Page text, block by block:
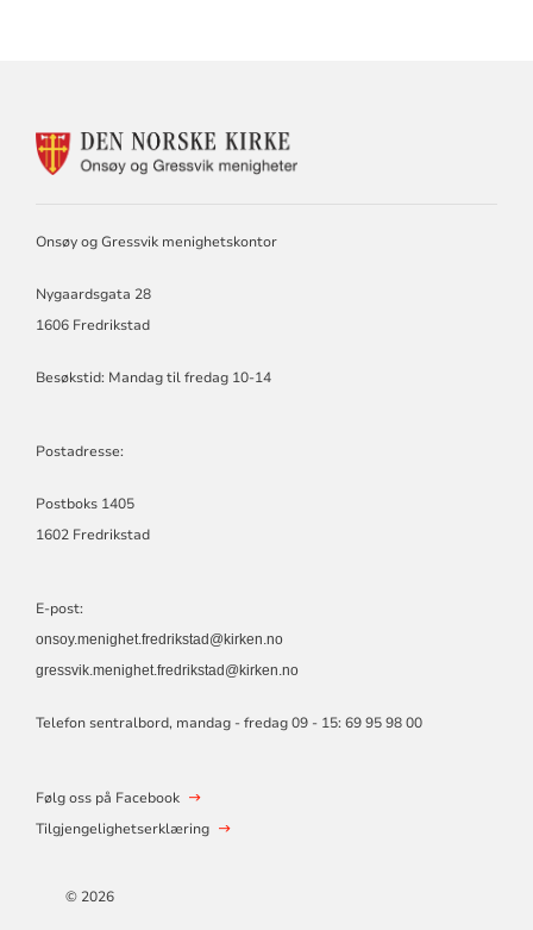
FOR
Onsøy og Gressvik menighetskontor
Nygaardsgata 28
1606 Fredrikstad
Besøkstid: Mandag til fredag 10-14
Postadresse:
Postboks 1405
1602 Fredrikstad
E-post:
onsoy.menighet.fredrikstad@kirken.no
gressvik.menighet.fredrikstad@kirken.no
Telefon sentralbord, mandag - fredag 09 - 15: 69 95 98 00
Følg oss på Facebook
Tilgjengelighetserklæring
© 2026